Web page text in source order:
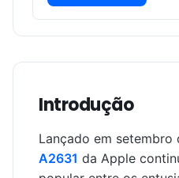
Introdução
Lançado em setembro
A2631 da Apple